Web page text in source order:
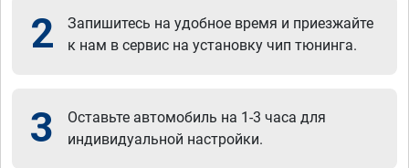
2
Запишитесь на удобное время и приезжайте
к нам в сервис на установку чип тюнинга.
3
Оставьте автомобиль на 1-3 часа для
индивидуальной настройки.